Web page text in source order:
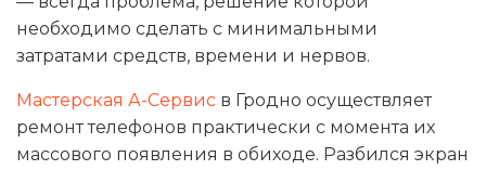
необходимо сделать с минимальными
затратами средств, времени и нервов.
Мастерская А-Сервис в Гродно осуществляет
ремонт телефонов практически с момента их
массового появления в обиходе. Разбился экран